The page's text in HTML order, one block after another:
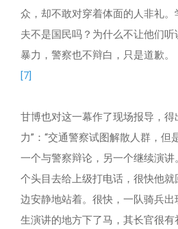
众，却不敢对穿着体面的人非礼
夫不是国民吗？为什么不让他们
暴力，警察也不辩白，只是道歉。
[7]
甘博也对这一幕作了现场报导，得
力”：“交通警察试图解散人群，但
一个与警察辩论，另一个继续演
个头目去给上级打电话，很快他
边安静地站着。很快，一队骑兵
生演讲的地方下了马，其长官很